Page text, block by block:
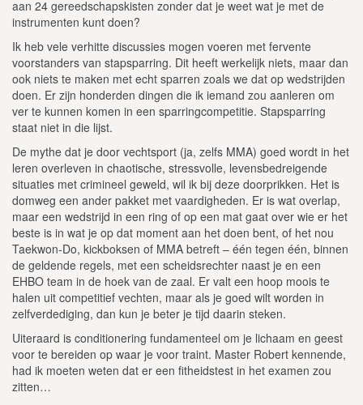
aan 24 gereedschapskisten zonder dat je weet wat je met de
instrumenten kunt doen?
Ik heb vele verhitte discussies mogen voeren met fervente
voorstanders van stapsparring. Dit heeft werkelijk niets, maar dan
ook niets te maken met echt sparren zoals we dat op wedstrijden
doen. Er zijn honderden dingen die ik iemand zou aanleren om
ver te kunnen komen in een sparringcompetitie. Stapsparring
staat niet in die lijst.
De mythe dat je door vechtsport (ja, zelfs MMA) goed wordt in het
leren overleven in chaotische, stressvolle, levensbedreigende
situaties met crimineel geweld, wil ik bij deze doorprikken. Het is
domweg een ander pakket met vaardigheden. Er is wat overlap,
maar een wedstrijd in een ring of op een mat gaat over wie er het
beste is in wat je op dat moment aan het doen bent, of het nou
Taekwon-Do, kickboksen of MMA betreft – één tegen één, binnen
de geldende regels, met een scheidsrechter naast je en een
EHBO team in de hoek van de zaal. Er valt een hoop moois te
halen uit competitief vechten, maar als je goed wilt worden in
zelfverdediging, dan kun je beter je tijd daarin steken.
Uiteraard is conditionering fundamenteel om je lichaam en geest
voor te bereiden op waar je voor traint. Master Robert kennende,
had ik moeten weten dat er een fitheidstest in het examen zou
zitten…